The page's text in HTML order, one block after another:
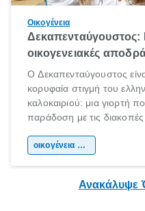
Οικογένεια
Δεκαπενταύγουστος:
οικογενειακές
Ο Δεκαπενταύγουστος
κορυφαία στιγμή του
καλοκαιριού: μια γιορτή
παράδοση με τις διακοπές
χώρας. Είτε πρόκειται για
οικογένεια & παιδί
Ανακάλυψε